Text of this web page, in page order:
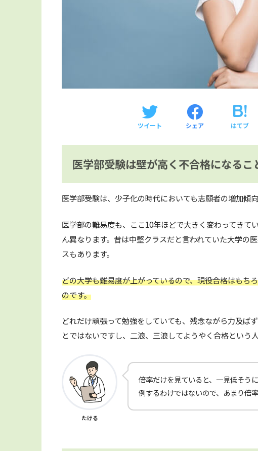
ツイート シェア はてブ
医学部受験は壁が高く不合格になるこ
医学部受験は、少子化の時代においても志願者の増加傾向
医学部の難易度も、ここ10年ほどで大きく変わってきて
ん異なります。昔は中堅クラスだと言われていた大学の
スもあります。
どの大学も難易度が上がっているので、現役合格はもち
のです。
どれだけ頑張って勉強をしていても、残念ながら力及ば
とではないですし、二浪、三浪してようやく合格という
たける
倍率だけを見ていると、一見低そう
例するわけではないので、あまり倍